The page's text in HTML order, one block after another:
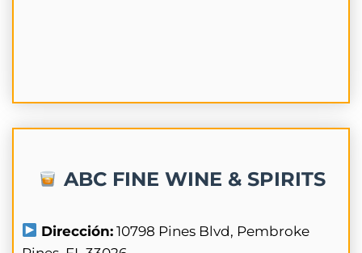
ABC FINE WINE & SPIRITS
Dirección: 10798 Pines Blvd, Pembroke